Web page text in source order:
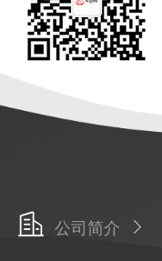
公司简介